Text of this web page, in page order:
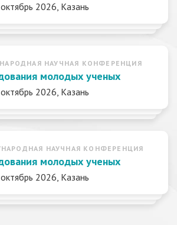
октябрь 2026, Казань
НАУЧНАЯ КОНФЕРЕНЦИЯ
молодых ученых
октябрь 2026, Казань
НАУЧНАЯ КОНФЕРЕНЦИЯ
молодых ученых
октябрь 2026, Казань